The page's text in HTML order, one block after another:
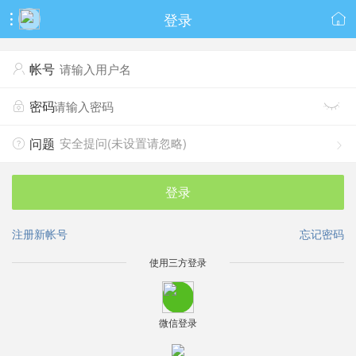
 登录 
 帐号
 密码 
 问题 
安全提问(未设置请忽略)
登录
忘记密码
注册新帐号
使用三方登录
微信登录